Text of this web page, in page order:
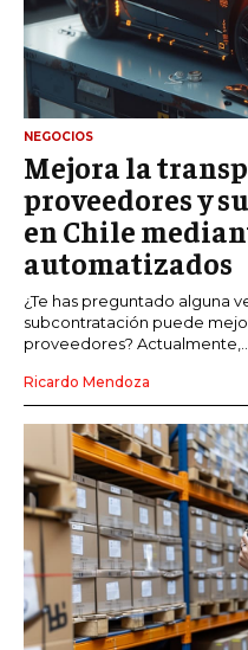
NEGOCIOS
Mejora la
proveedores y
en Chile
automatizados
¿Te has preguntado alguna
subcontratación puede
proveedores? Actualmente,...
Ricardo Mendoza